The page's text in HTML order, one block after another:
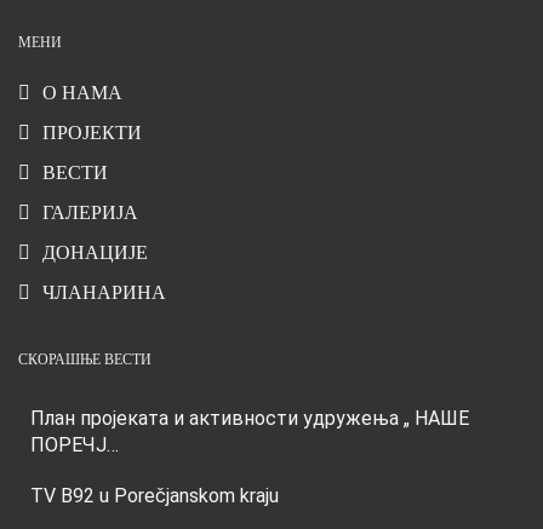
МЕНИ
О НАМА
ПРОЈЕКТИ
ВЕСТИ
ГАЛЕРИЈА
ДОНАЦИЈЕ
ЧЛАНАРИНА
СКОРАШЊЕ ВЕСТИ
План пројеката и активности удружења „ НАШЕ
ПОРЕЧЈ…
TV B92 u Porečjanskom kraju